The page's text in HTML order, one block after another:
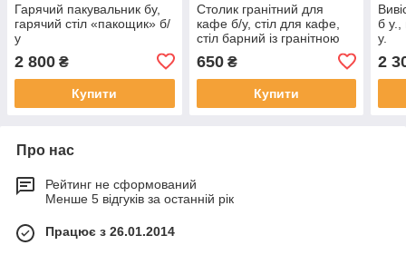
Гарячий пакувальник бу,
гарячий стіл «пакощик» б/
у
2 800 ₴
Купити
Столик гранітний для
кафе б/у, стіл для кафе,
стіл барний із гранітною
столики б у.
650₴
Купити
б у.,
у.
2
Про нас
Рейтинг не сформований
Менше 5 відгуків за останній рік
Працює з 26.01.2014